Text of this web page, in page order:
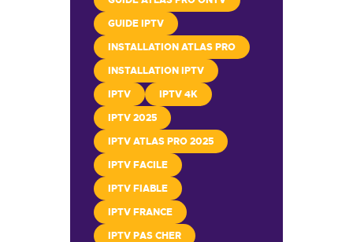
GUIDE IPTV
INSTALLATION ATLAS PRO
INSTALLATION IPTV
IPTV
IPTV 4K
IPTV 2025
IPTV ATLAS PRO 2025
IPTV FACILE
IPTV FIABLE
IPTV FRANCE
IPTV PAS CHER